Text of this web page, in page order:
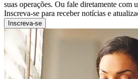
suas operações. Ou fale diretamente com
Inscreva-se para receber notícias e
Inscreva-se